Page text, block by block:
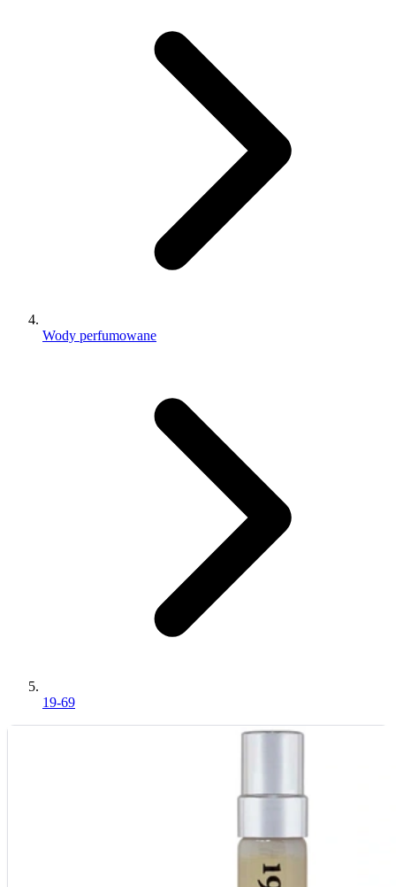
Wody perfumowane
19-69